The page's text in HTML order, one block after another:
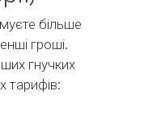
більше
гроші.
гнучких
тарифів: